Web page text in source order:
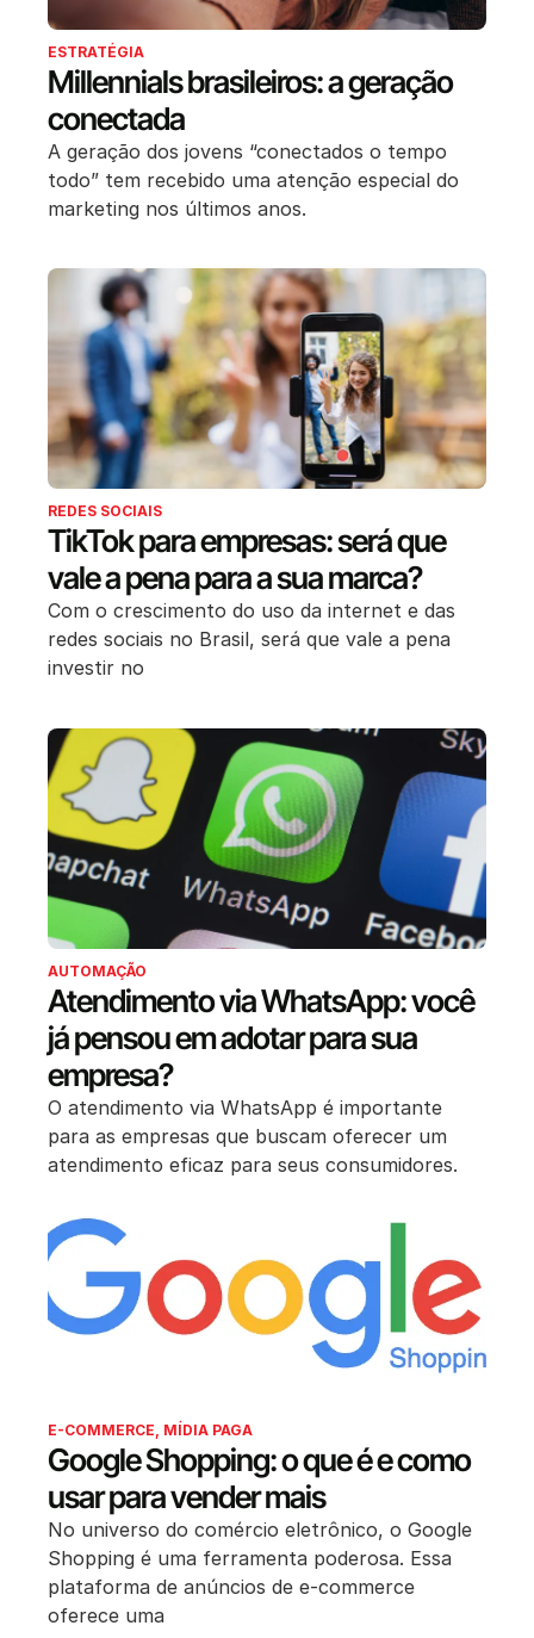
ESTRATÉGIA
Millennials brasileiros: a geração
conectada
A geração dos jovens “conectados o tempo
todo” tem recebido uma atenção especial do
marketing nos últimos anos.
REDES SOCIAIS
TikTok para empresas: será que
vale a pena para a sua marca?
Com o crescimento do uso da internet e das
redes sociais no Brasil, será que vale a pena
investir no
AUTOMAÇÃO
Atendimento via WhatsApp: você
já pensou em adotar para sua
empresa?
O atendimento via WhatsApp é importante
para as empresas que buscam oferecer um
atendimento eficaz para seus consumidores.
E-COMMERCE MÍDIA PAGA
Google Shopping: o que é e como
usar para vender mais
No universo do comércio eletrônico, o Google
Shopping é uma ferramenta poderosa. Essa
plataforma de anúncios de e-commerce
oferece uma